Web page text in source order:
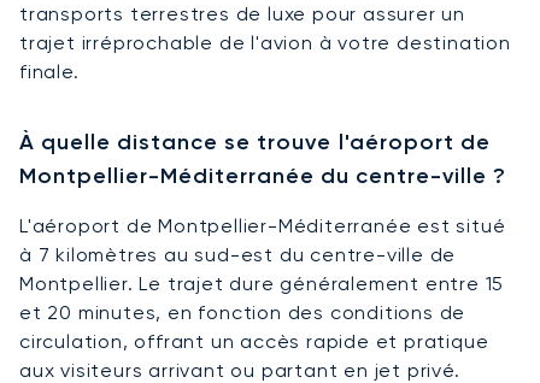
transports terrestres de luxe pour assurer un
trajet irréprochable de l'avion à votre destination
finale.
À quelle distance se trouve l'aéroport de
Montpellier-Méditerranée du centre-ville ?
L'aéroport de Montpellier-Méditerranée est situé
à 7 kilomètres au sud-est du centre-ville de
Montpellier. Le trajet dure généralement entre 15
et 20 minutes, en fonction des conditions de
circulation, offrant un accès rapide et pratique
aux visiteurs arrivant ou partant en jet privé.